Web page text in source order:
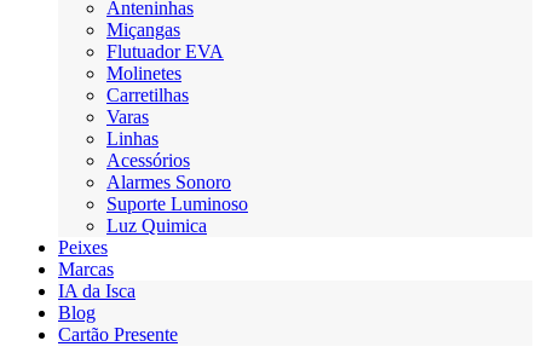
Anteninhas
Miçangas
Flutuador EVA
Molinetes
Carretilhas
Varas
Linhas
Acessórios
Alarmes Sonoro
Suporte Luminoso
Luz Quimica
Peixes
Marcas
IA da Isca
Blog
Cartão Presente